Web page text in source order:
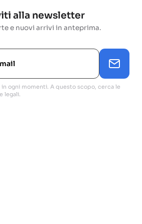
alla newsletter
e nuovi arrivi in anteprima.
in ogni momenti. A questo scopo, cerca le
legali.